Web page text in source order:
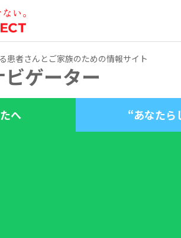
患者さんとご家族のための情報サイト
ゲーター
へ “あなたら